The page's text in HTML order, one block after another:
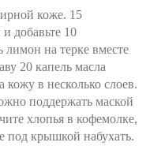
коже. 15
добавьте 10
на терке вместе
20 капель масла
кожу в несколько слоев.
поддержать маской
хлопья в кофемолке,
под крышкой набухать.